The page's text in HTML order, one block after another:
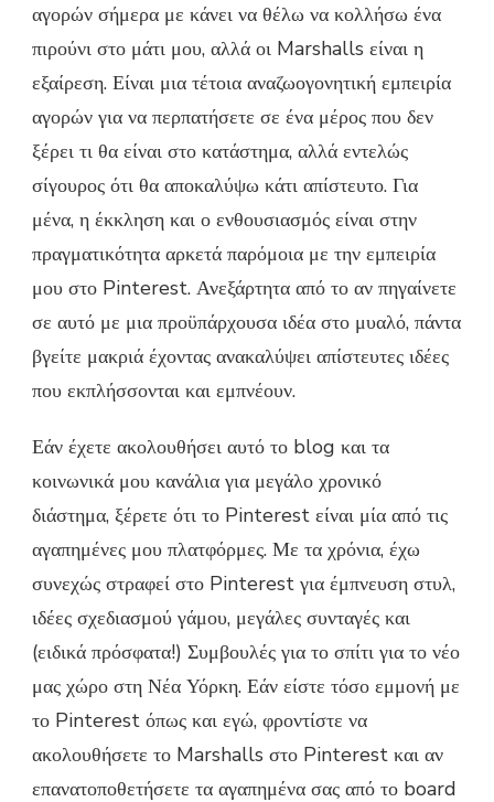
αγορών σήμερα με κάνει να θέλω να κολλήσω ένα
πιρούνι στο μάτι μου, αλλά οι Marshalls είναι η
εξαίρεση. Είναι μια τέτοια αναζωογονητική εμπειρία
αγορών για να περπατήσετε σε ένα μέρος που δεν
ξέρει τι θα είναι στο κατάστημα, αλλά εντελώς
σίγουρος ότι θα αποκαλύψω κάτι απίστευτο. Για
μένα, η έκκληση και ο ενθουσιασμός είναι στην
πραγματικότητα αρκετά παρόμοια με την εμπειρία
μου στο Pinterest. Ανεξάρτητα από το αν πηγαίνετε
σε αυτό με μια προϋπάρχουσα ιδέα στο μυαλό, πάντα
βγείτε μακριά έχοντας ανακαλύψει απίστευτες ιδέες
που εκπλήσσονται και εμπνέουν.
Εάν έχετε ακολουθήσει αυτό το blog και τα
κοινωνικά μου κανάλια για μεγάλο χρονικό
διάστημα, ξέρετε ότι το Pinterest είναι μία από τις
αγαπημένες μου πλατφόρμες. Με τα χρόνια, έχω
συνεχώς στραφεί στο Pinterest για έμπνευση στυλ,
ιδέες σχεδιασμού γάμου, μεγάλες συνταγές και
(ειδικά πρόσφατα!) Συμβουλές για το σπίτι για το νέο
μας χώρο στη Νέα Υόρκη. Εάν είστε τόσο εμμονή με
το Pinterest όπως και εγώ, φροντίστε να
ακολουθήσετε το Marshalls στο Pinterest και αν
επανατοποθετήσετε τα αγαπημένα σας από το board